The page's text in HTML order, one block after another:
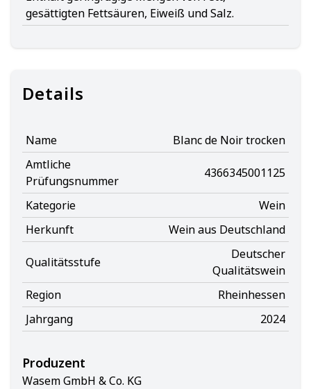
gesättigten Fettsäuren, Eiweiß und Salz.
Details
Name
Blanc de Noir trocken
Amtliche
Prüfungsnummer
4366345001125
Kategorie
Wein
Herkunft
Wein aus Deutschland
Qualitätsstufe
Deutscher
Qualitätswein
Region
Rheinhessen
Jahrgang
2024
Produzent
Wasem GmbH & Co. KG